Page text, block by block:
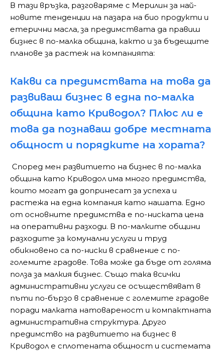
В тази връзка, разговаряме с Мерилин за най-
новите тенденции на пазара на био продукти и
етерични масла, за предимствата да правиш
бизнес в по-малка община, както и за бъдещите
планове за растеж на компанията:
Какви са предимствата на това да
развиваш бизнес в една по-малка
община като Криводол? Плюс ли е
това да познаваш добре местната
общност и порядките на хората?
Според мен развитието на бизнес в по-малка
община като Криводол има много предимства,
които могат да допринесат за успеха и
растежа на една компания като нашата. Едно
от основните предимства е по-ниската цена
на оперативни разходи. В по-малките общини
разходите за комунални услуги и труд
обикновено са по-ниски в сравнение с по-
големите градове. Това може да бъде от голяма
полза за малкия бизнес. Също така всички
административни услуги се осъществяват в
пъти по-бързо в сравнение с големите градове
поради малката натовареност и компактната
административна структура. Друго
предимство на развитието на бизнес в
Криводол е сплотената общност и системата